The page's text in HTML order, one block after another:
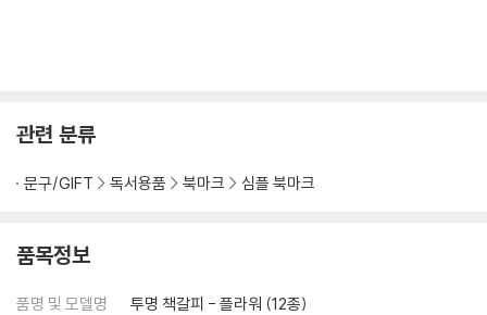
관련 분류
문구/GIFT 독서용품 북마크 심플 북마크
품목정보
품명 및 모델명
투명 책갈피 - 플라워 (12종)